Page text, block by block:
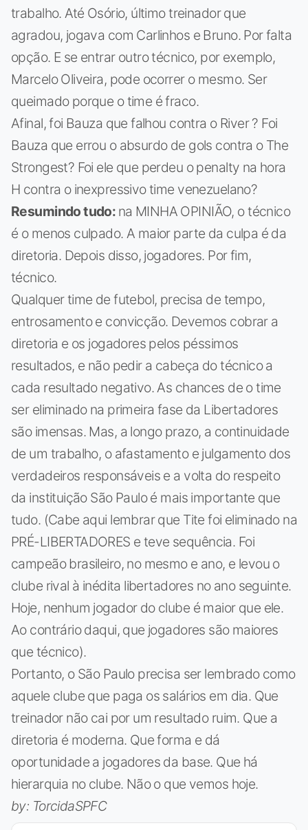
trabalho. Até Osório, último treinador que
agradou, jogava com Carlinhos e Bruno. Por falta
opção. E se entrar outro técnico, por exemplo,
Marcelo Oliveira, pode ocorrer o mesmo. Ser
queimado porque o time é fraco.
Afinal, foi Bauza que falhou contra o River ? Foi
Bauza que errou o absurdo de gols contra o The
Strongest? Foi ele que perdeu o penalty na hora
H contra o inexpressivo time venezuelano?
Resumindo tudo: na MINHA OPINIÃO, o técnico
é o menos culpado. A maior parte da culpa é da
diretoria. Depois disso, jogadores. Por fim,
técnico.
Qualquer time de futebol, precisa de tempo,
entrosamento e convicção. Devemos cobrar a
diretoria e os jogadores pelos péssimos
resultados, e não pedir a cabeça do técnico a
cada resultado negativo. As chances de o time
ser eliminado na primeira fase da Libertadores
são imensas. Mas, a longo prazo, a continuidade
de um trabalho, o afastamento e julgamento dos
verdadeiros responsáveis e a volta do respeito
da instituição São Paulo é mais importante que
tudo. (Cabe aqui lembrar que Tite foi eliminado na
PRÉ-LIBERTADORES e teve sequência. Foi
campeão brasileiro, no mesmo e ano, e levou o
clube rival à inédita libertadores no ano seguinte.
Hoje, nenhum jogador do clube é maior que ele.
Ao contrário daqui, que jogadores são maiores
que técnico).
Portanto, o São Paulo precisa ser lembrado como
aquele clube que paga os salários em dia. Que
treinador não cai por um resultado ruim. Que a
diretoria é moderna. Que forma e dá
oportunidade a jogadores da base. Que há
hierarquia no clube. Não o que vemos hoje.
by: TorcidaSPFC